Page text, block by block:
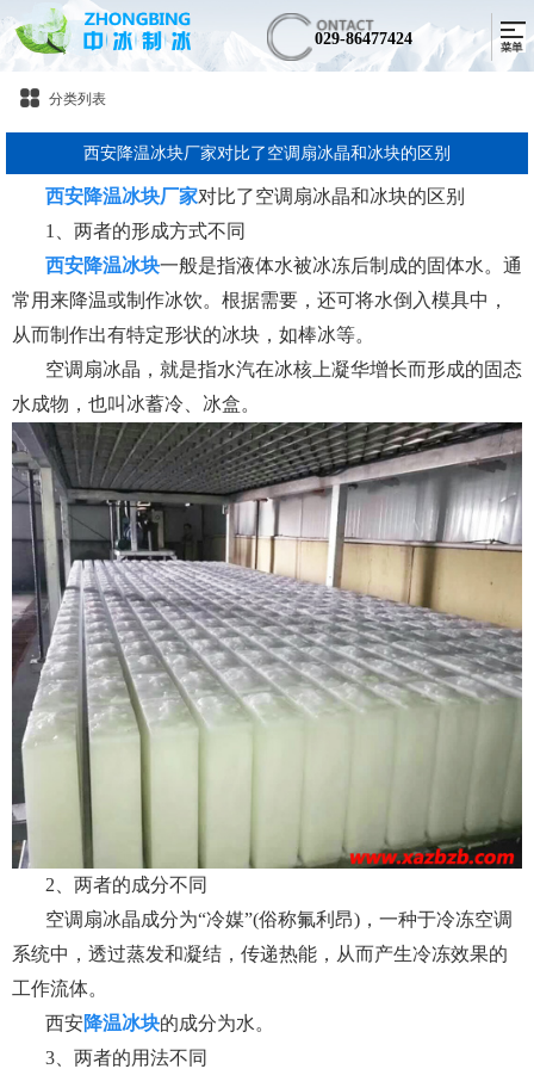
029-86477424
分类列表
西安降温冰块厂家对比了空调扇冰晶和冰块的区别
西安降温冰块厂家对比了空调扇冰晶和冰块的区别
1、两者的形成方式不同
西安降温冰块一般是指液体水被冰冻后制成的固体水。通
常用来降温或制作冰饮。根据需要，还可将水倒入模具中，
从而制作出有特定形状的冰块，如棒冰等。
空调扇冰晶，就是指水汽在冰核上凝华增长而形成的固态
水成物，也叫冰蓄冷、冰盒。
2、两者的成分不同
空调扇冰晶成分为“冷媒”(俗称氟利昂)，一种于冷冻空调
系统中，透过蒸发和凝结，传递热能，从而产生冷冻效果的
工作流体。
西安降温冰块的成分为水。
3、两者的用法不同